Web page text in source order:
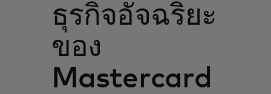
ธุรกิจอัจฉริยะ
ของ
Mastercard